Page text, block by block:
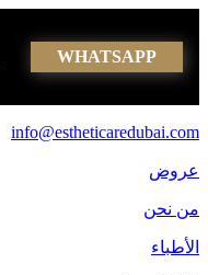
WHATSAPP
info@estheticaredubai.com
عروض
من نحن
الأطباء